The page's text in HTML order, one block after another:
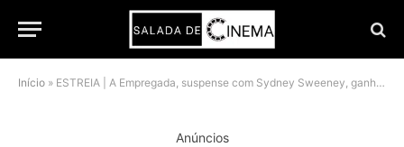
Início » ESTREIA | A Empregada, suspense com Sydney Sweeney, ganha data para chegar ao streaming após recorde de US$ 394 mi
Anúncios